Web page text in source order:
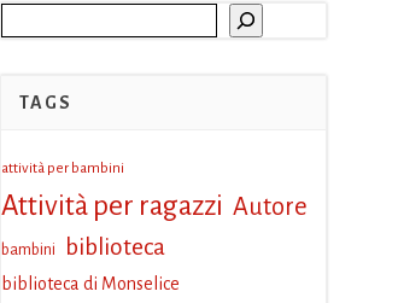
TAGS
attività per bambini
Attività per ragazzi Autore
bambini biblioteca
biblioteca di Monselice